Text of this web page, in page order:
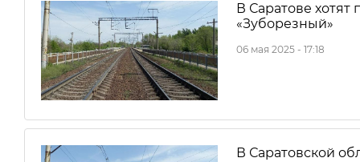
В Саратове
«Зуборезный»
06 мая 2025 - 17:18
В Саратовской